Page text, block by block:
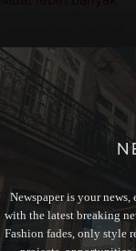
Newspaper is your
with the latest breaking
Fashion fades, only style